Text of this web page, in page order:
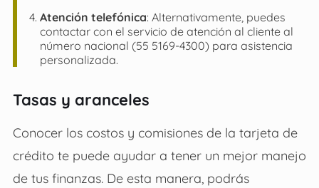
Atención telefónica: Alternativamente, puedes
contactar con el servicio de atención al cliente al
número nacional (55 5169-4300) para asistencia
personalizada.
Tasas y aranceles
Conocer los costos y comisiones de la tarjeta de
crédito te puede ayudar a tener un mejor manejo
de tus finanzas. De esta manera, podrás